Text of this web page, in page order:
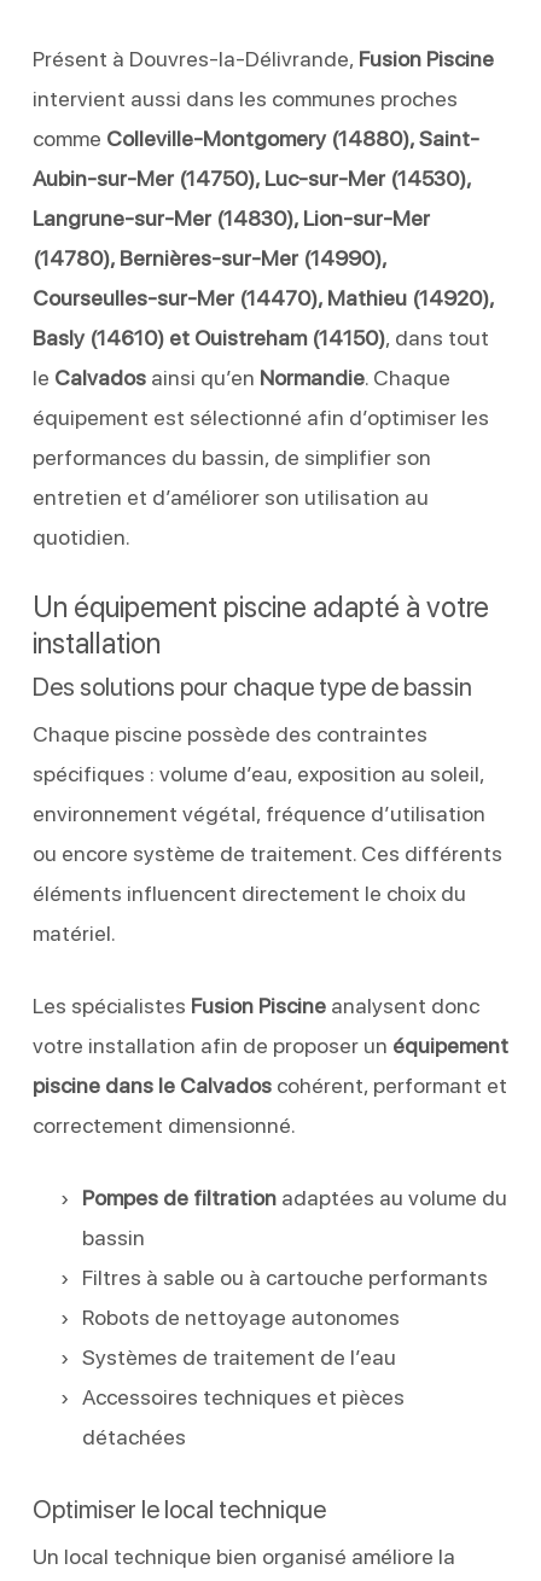
Présent à Douvres-la-Délivrande, Fusion Piscine
intervient aussi dans les communes proches
comme Colleville-Montgomery (14880), Saint-
Aubin-sur-Mer (14750), Luc-sur-Mer (14530),
Langrune-sur-Mer (14830), Lion-sur-Mer
(14780), Bernières-sur-Mer (14990),
Courseulles-sur-Mer (14470), Mathieu (14920),
Basly (14610) et Ouistreham (14150), dans tout
le Calvadosainsi qu’en Normandie. Chaque
équipement est sélectionné afin d’optimiser les
performances du bassin, de simplifier son
entretien et d’améliorer son utilisation au
quotidien.
Un équipement piscine adapté à votre
installation
Des solutions pour chaque type de bassin
Chaque piscine possède des contraintes
spécifiques : volume d’eau, exposition au soleil,
environnement végétal, fréquence d’utilisation
ou encore système de traitement. Ces différents
éléments influencent directement le choix du
matériel.
Les spécialistes Fusion Piscineanalysent donc
votre installation afin de proposer un équipement
piscine dans le Calvadoscohérent, performant et
correctement dimensionné.
Pompes de filtrationadaptées au volume du
bassin
Filtres à sable ou à cartouche performants
Robots de nettoyage autonomes
Systèmes de traitement de l’eau
Accessoires techniques et pièces
détachées
Optimiser le local technique
Un local technique bien organisé améliore la